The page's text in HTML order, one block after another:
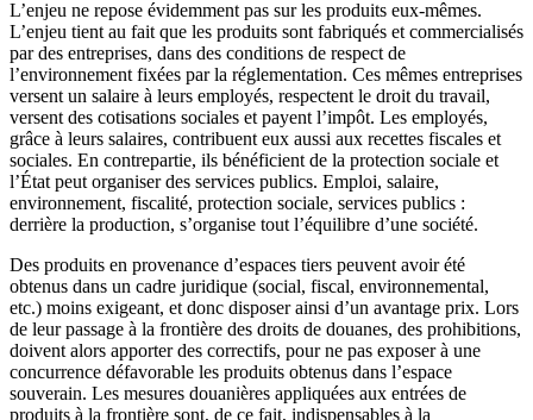
L’enjeu ne repose évidemment pas sur les produits eux-mêmes.
L’enjeu tient au fait que les produits sont fabriqués et commercialisés
par des entreprises, dans des conditions de respect de
l’environnement fixées par la réglementation. Ces mêmes entreprises
versent un salaire à leurs employés, respectent le droit du travail,
versent des cotisations sociales et payent l’impôt. Les employés,
grâce à leurs salaires, contribuent eux aussi aux recettes fiscales et
sociales. En contrepartie, ils bénéficient de la protection sociale et
l’État peut organiser des services publics. Emploi, salaire,
environnement, fiscalité, protection sociale, services publics :
derrière la production, s’organise tout l’équilibre d’une société.
Des produits en provenance d’espaces tiers peuvent avoir été
obtenus dans un cadre juridique (social, fiscal, environnemental,
etc.) moins exigeant, et donc disposer ainsi d’un avantage prix. Lors
de leur passage à la frontière des droits de douanes, des prohibitions,
doivent alors apporter des correctifs, pour ne pas exposer à une
concurrence défavorable les produits obtenus dans l’espace
souverain. Les mesures douanières appliquées aux entrées de
produits à la frontière sont, de ce fait, indispensables à la